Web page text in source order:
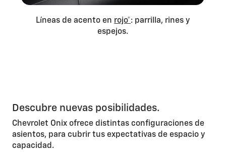
Líneas de acento en rojo*: parrilla, rines y
espejos.
Descubre nuevas posibilidades.
Chevrolet Onix ofrece distintas configuraciones de
asientos, para cubrir tus expectativas de espacio y
capacidad.